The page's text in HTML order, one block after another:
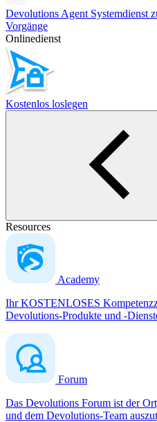
Devolutions Agent Systemdienst
Vorgänge
Onlinedienst
Kostenlos loslegen
Resources
Academy
Ihr KOSTENLOSES
Devolutions-Produkte und -
Forum
Das Devolutions Forum ist der
und dem Devolutions-Team